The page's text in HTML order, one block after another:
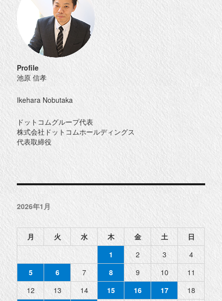
Profile
池原 信孝
Ikehara Nobutaka
ドットコムグループ代表
株式会社ドットコムホールディングス
代表取締役
2026年1月
月 火 水 木 金 土
日
1
2 3
4
5
6 7 8 9 10
11
12
13 14 15 16 17
18